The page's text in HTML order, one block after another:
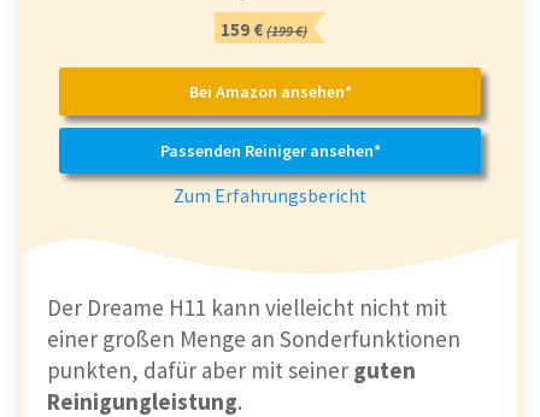
159 € (199 €)
Bei Amazon ansehen*
Passenden Reiniger ansehen*
Zum Erfahrungsbericht
Der Dreame H11 kann vielleicht nicht mit
einer großen Menge an Sonderfunktionen
punkten, dafür aber mit seiner guten
Reinigungleistung.